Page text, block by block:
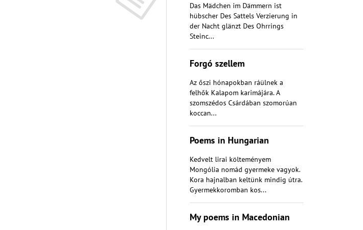
Das Mädchen im Dämmern ist
hübscher Des Sattels Verzierung in
der Nacht glänzt Des Ohrrings
Steinc...
Forgó szellem
Az őszi hónapokban ráülnek a
felhők Kalapom karimájára. A
szomszédos Csárdában szomorúan
koccan...
Poems in Hungarian
Kedvelt lirai költeményem
Mongólia nomád gyermeke vagyok.
Kora hajnalban keltünk mindig útra.
Gyermekkoromban kos...
My poems in Macedonian